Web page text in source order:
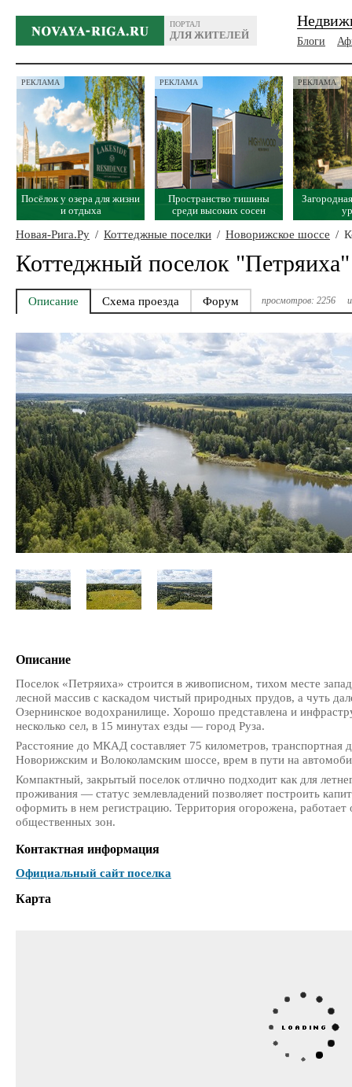
ПОРТАЛ
ДЛЯ ЖИТЕЛЕЙ
Блоги
РЕКЛАМА
Посёлок у озера для жизни
и отдыха
РЕКЛАМА
Пространство тишины
среди высоких сосен
РЕКЛАМА
Новая-Рига.Ру / Коттеджные поселки / Новорижское шоссе /
Коттеджный поселок "Петряиха"
Описание Схема проезда Форум просмотров: 2256
Описание
Поселок «Петряиха» строится в живописном, тихом месте
лесной массив с каскадом чистый природных прудов, а чуть
Озернинское водохранилище. Хорошо представлена и
несколько сел, в 15 минутах езды — город Руза.
Расстояние до МКАД составляет 75 километров, транспортная
Новорижским и Волоколамским шоссе, врем в пути на
Компактный, закрытый поселок отлично подходит как для
проживания — статус землевладений позволяет построить
оформить в нем регистрацию. Территория огорожена,
общественных зон.
Контактная информация
Официальный сайт поселка
Карта